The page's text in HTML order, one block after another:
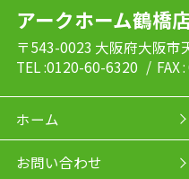
アークホーム鶴橋
〒543-0023 大阪府大阪市
TEL :0120-60-6320 / FAX
ホーム
お問い合わせ